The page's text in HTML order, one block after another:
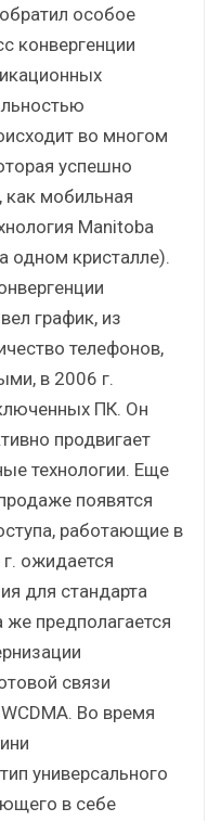
особое
конвергенции
во многом
успешно
как мобильная
Manitoba
одном кристалле).
график, из
телефонов,
в 2006 г.
ПК. Он
продвигает
технологии. Еще
появятся
работающие в
ожидается
для стандарта
же предполагается
связи
Во время
универсального
в себе